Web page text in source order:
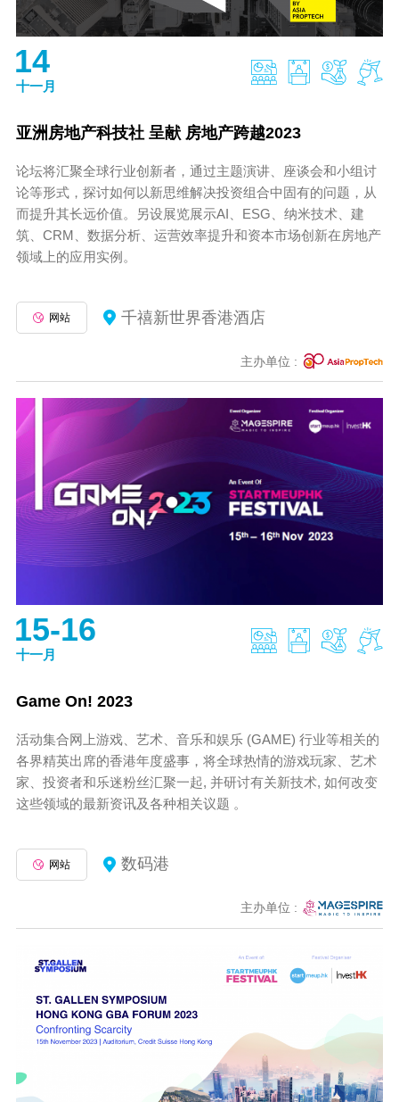
14
十一月
亚洲房地产科技社 呈献 房地产跨越2023
论坛将汇聚全球行业创新者，通过主题演讲、座谈会和小组讨
论等形式，探讨如何以新思维解决投资组合中固有的问题，从
而提升其长远价值。另设展览展示AI、ESG、纳米技术、建
筑、CRM、数据分析、运营效率提升和资本市场创新在房地产
领域上的应用实例。
网站 千禧新世界香港酒店
主办单位 :
15-16
十一月
Game On! 2023
活动集合网上游戏、艺术、音乐和娱乐 (GAME) 行业等相关的
各界精英出席的香港年度盛事，将全球热情的游戏玩家、艺术
家、投资者和乐迷粉丝汇聚一起, 并研讨有关新技术, 如何改变
这些领域的最新资讯及各种相关议题 。
网站 数码港
主办单位 :